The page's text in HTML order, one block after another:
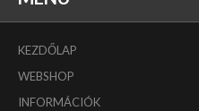
KEZDŐLAP
WEBSHOP
INFORMÁCIÓK